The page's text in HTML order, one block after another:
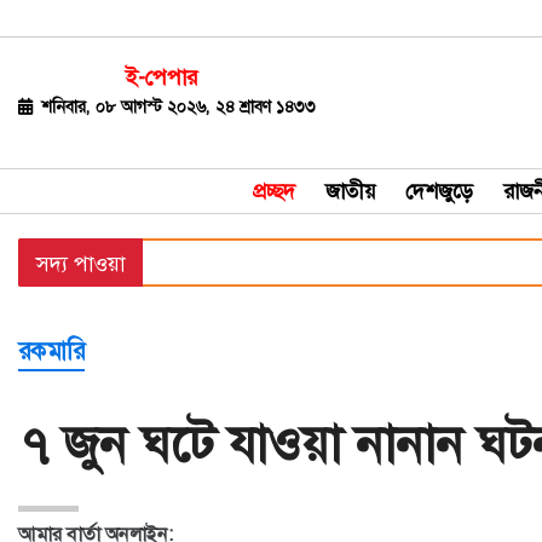
ই-পেপার
শনিবার, ০৮ আগস্ট ২০২৬, ২৪ শ্রাবণ ১৪৩৩
প্রচ্ছদ জাতীয় দেশজুড়ে
জাতীয়
রাজনীতি
বিশ্ব
বাণিজ্য
বিনোদন
খেলাধুলা
ধর্ম
সদ্য পাওয়া
রকমারি
৭ জুন ঘটে যাওয়া নানান
আমার বার্তা অনলাইন: